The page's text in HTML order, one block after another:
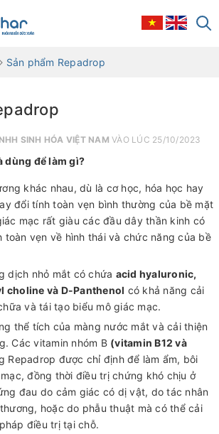
Sản phẩm Repadrop
SINH HÓA VIỆT NAM VÀO LÚC 25/10/2023
dùng để làm gì?
khác nhau, dù là cơ học, hóa học hay
đổi tính toàn vẹn bình thường của bề mặt
mạc rất giàu các đầu dây thần kinh có
toàn vẹn về hình thái và chức năng của bề
dịch nhỏ mắt có chứa acid hyaluronic,
choline và D-Panthenol có khả năng cải
và tái tạo biểu mô giác mạc.
thể tích của màng nước mắt và cải thiện
Các vitamin nhóm B (vitamin B12 và
Repadrop được chỉ định để làm ẩm, bôi
đồng thời điều trị chứng khó chịu ở
đau do cảm giác có dị vật, do tác nhân
hoặc do phẫu thuật mà có thể cải
điều trị tại chỗ.